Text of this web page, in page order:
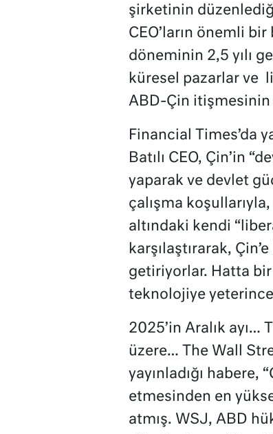
şirketinin
CEO’ların önemli
döneminin 2,5 yılı
küresel pazarlar ve
ABD-Çin itişmesinin
Financial Times’da
Batılı CEO, Çin’in
yaparak ve devlet
çalışma
altındaki kendi
karşılaştırarak,
getiriyorlar. Hatta bir
teknolojiye yeterince
2025’in Aralık ayı…
üzere… The Wall
yayınladığı habere,
etmesinden en
atmış. WSJ, ABD